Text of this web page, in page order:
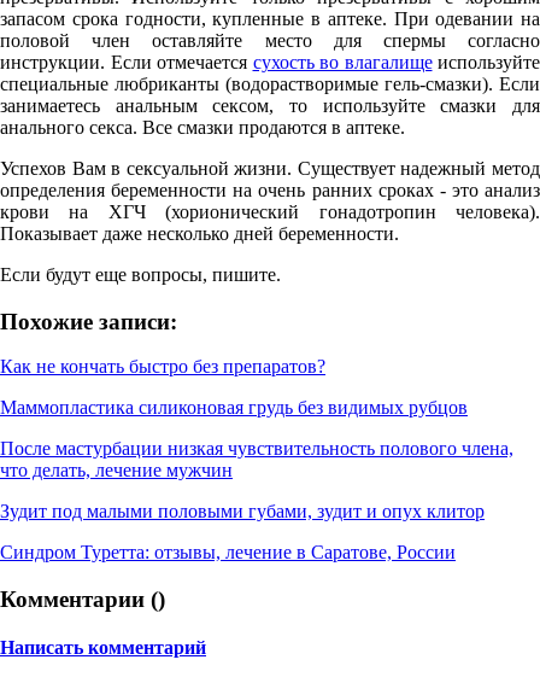
запасом срока годности, купленные в аптеке. При одевании на
половой член оставляйте место для спермы согласно
инструкции. Если отмечается сухость во влагалищеиспользуйте
специальные любриканты (водорастворимые гель-смазки). Если
занимаетесь анальным сексом, то используйте смазки для
анального секса. Все смазки продаются в аптеке.
Успехов Вам в сексуальной жизни. Существует надежный метод
определения беременности на очень ранних сроках - это анализ
крови на ХГЧ (хорионический гонадотропин человека).
Показывает даже несколько дней беременности.
Если будут еще вопросы, пишите.
Похожие записи:
Как не кончать быстро без препаратов?
Маммопластика силиконовая грудь без видимых рубцов
После мастурбации низкая чувствительность полового члена,
что делать, лечение мужчин
Зудит под малыми половыми губами, зудит и опух клитор
Синдром Туретта: отзывы, лечение в Саратове, России
Комментарии ()
Написать комментарий